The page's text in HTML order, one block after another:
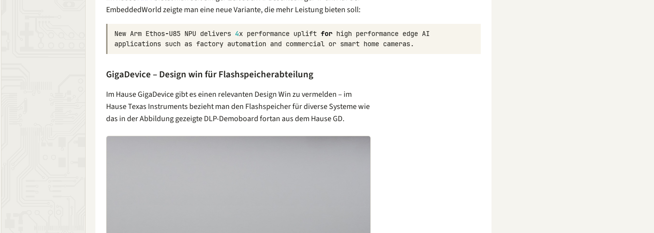
EmbeddedWorld zeigte man eine neue Variante, die mehr Leistung bieten soll:
New Arm Ethos-U85 NPU delivers 4x performance uplift for high performance edge AI
applications such as factory automation and commercial or smart home cameras.
GigaDevice – Design win für Flashspeicherabteilung
Im Hause GigaDevice gibt es einen relevanten Design Win zu vermelden – im
Hause Texas Instruments bezieht man den Flashspeicher für diverse Systeme wie
das in der Abbildung gezeigte DLP-Demoboard fortan aus dem Hause GD.